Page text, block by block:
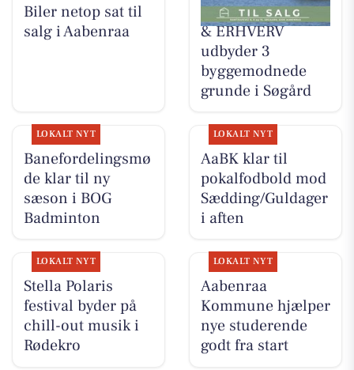
Biler netop sat til
salg i Aabenraa
EJENHOLM BOLIG
& ERHVERV
udbyder 3
byggemodnede
grunde i Søgård
LOKALT NYT
Banefordelingsmø
de klar til ny
sæson i BOG
Badminton
LOKALT NYT
AaBK klar til
pokalfodbold mod
Sædding/Guldager
i aften
LOKALT NYT
Stella Polaris
festival byder på
chill-out musik i
Rødekro
LOKALT NYT
Aabenraa
Kommune hjælper
nye studerende
godt fra start